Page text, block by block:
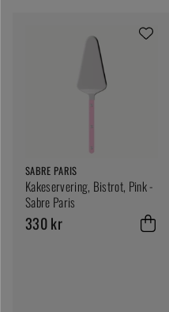
SABRE PARIS
Kakeservering, Bistrot, Pink -
Sabre Paris
330 kr